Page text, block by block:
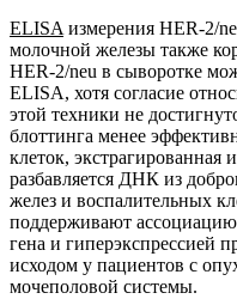
ELISA измерения HER-2/
молочной железы также
HER-2/neu в сыворотке
ELISA, хотя согласие
этой техники не
блоттинга менее
клеток, экстрагированная
разбавляется ДНК из
желез и воспалительных
поддерживают
гена и гиперэкспрессией
исходом у пациентов с
мочеполовой системы.